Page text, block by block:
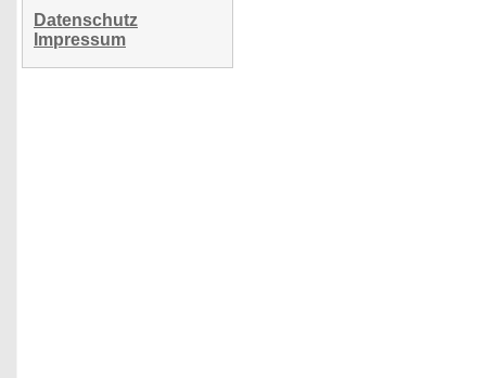
Datenschutz
Impressum